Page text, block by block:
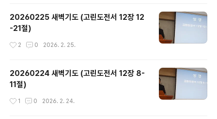
20260225 새벽기도 (고린도전서 12장 12
-21절)
2 0 2026. 2. 25.
20260224 새벽기도 (고린도전서 12장 8-
11절)
1 0 2026. 2. 24.